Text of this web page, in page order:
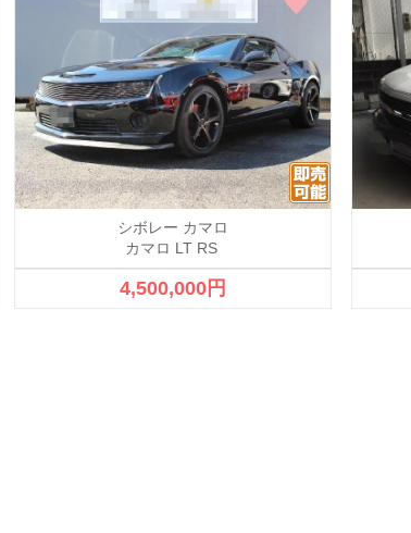
シボレー カマロ
カマロ LT RS
4,500,000円